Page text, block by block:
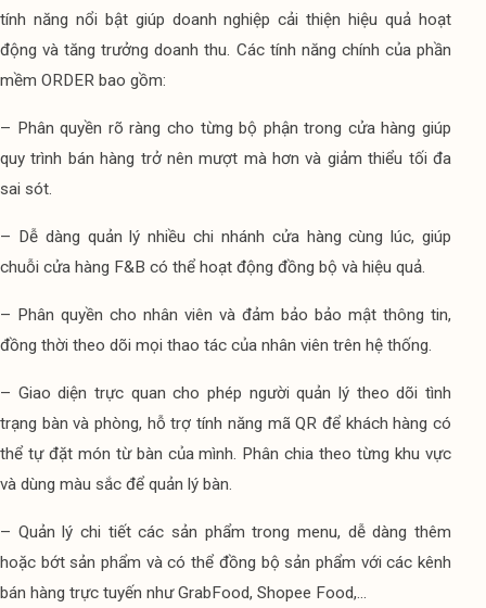
tính năng nổi bật giúp doanh nghiệp cải thiện hiệu quả hoạt
động và tăng trưởng doanh thu. Các tính năng chính của phần
mềm ORDER bao gồm:
– Phân quyền rõ ràng cho từng bộ phận trong cửa hàng giúp
quy trình bán hàng trở nên mượt mà hơn và giảm thiểu tối đa
sai sót.
– Dễ dàng quản lý nhiều chi nhánh cửa hàng cùng lúc, giúp
chuỗi cửa hàng F&B có thể hoạt động đồng bộ và hiệu quả.
– Phân quyền cho nhân viên và đảm bảo bảo mật thông tin,
đồng thời theo dõi mọi thao tác của nhân viên trên hệ thống.
– Giao diện trực quan cho phép người quản lý theo dõi tình
trạng bàn và phòng, hỗ trợ tính năng mã QR để khách hàng có
thể tự đặt món từ bàn của mình. Phân chia theo từng khu vực
và dùng màu sắc để quản lý bàn.
– Quản lý chi tiết các sản phẩm trong menu, dễ dàng thêm
hoặc bớt sản phẩm và có thể đồng bộ sản phẩm với các kênh
bán hàng trực tuyến như GrabFood, Shopee Food,...